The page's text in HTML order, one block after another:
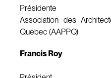
Présidente
Association des
Québec (AAPPQ)
Francis Roy